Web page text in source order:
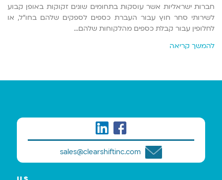
חברות ישראליות אשר עוסקות בתחומים שונים זקוקות באופן קבוע
לשירותי סחר חוץ עבור העברת כספים לספקים שלהם בחו"ל, או
לחלופין עבור קבלת כספים מהלקוחות שלהם…
להמשך קריאה
sales@clearshiftinc.com